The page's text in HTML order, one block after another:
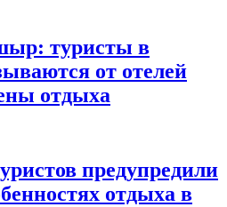
туристы в
от отелей
отдыха
предупредили
отдыха в